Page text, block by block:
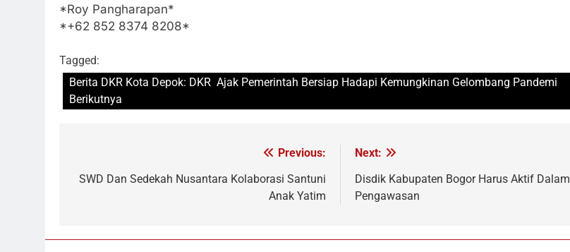
*Roy Pangharapan*
*+62 852 8374 8208*
Tagged:
Berita DKR Kota Depok: DKR Ajak Pemerintah Bersiap Hadapi Kemungkinan Gelombang Pandemi
Berikutnya
pos
Previous:
SWD Dan Sedekah Nusantara Kolaborasi Santuni
Anak Yatim
Next:
Disdik Kabupaten Bogor Harus Aktif Dalam
Pengawasan